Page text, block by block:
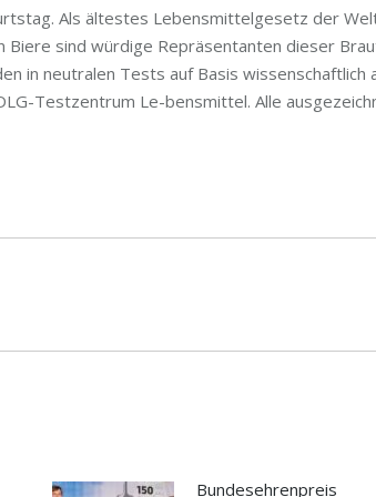
Als ältestes Lebensmittelgesetz der
sind würdige Repräsentanten dieser
in neutralen Tests auf Basis
Testzentrum Le-bensmittel. Alle
Bundesehrenpreis